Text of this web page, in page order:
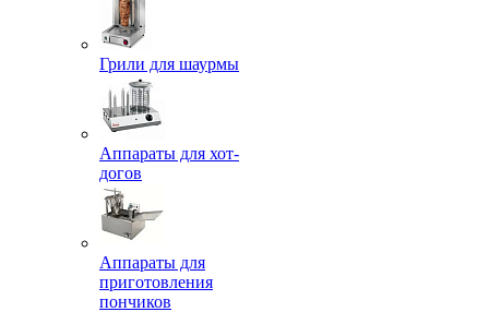
Грили для шаурмы
Аппараты для хот-
догов
Аппараты для
приготовления
пончиков